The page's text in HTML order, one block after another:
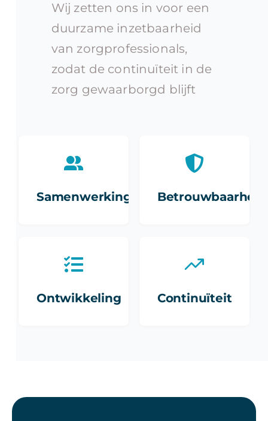
Wij zetten ons in voor een
duurzame inzetbaarheid
van zorgprofessionals,
zodat de continuïteit in de
zorg gewaarborgd blijft
Samenwerking Betrouwbaarheid
Ontwikkeling Continuïteit